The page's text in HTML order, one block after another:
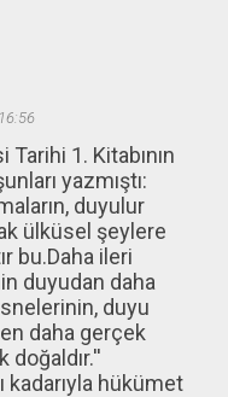
1. Kitabının
yazmıştı:
duyulur
ülküsel şeylere
bu.Daha ileri
duyudan daha
duyu
daha gerçek
doğaldır.''
kadarıyla hükümet